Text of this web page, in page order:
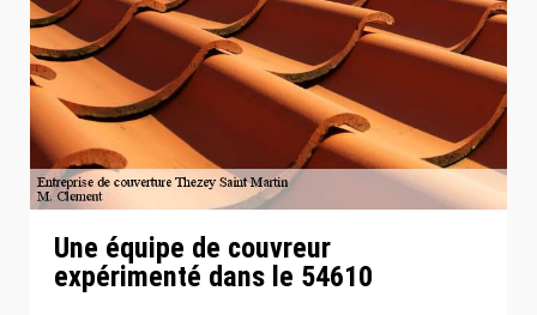
Une équipe de couvreur
expérimenté dans le 54610